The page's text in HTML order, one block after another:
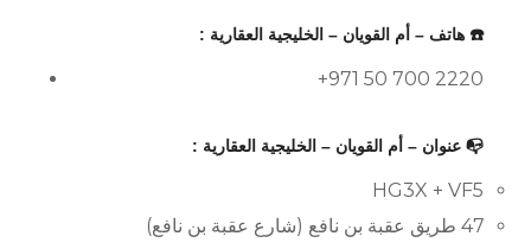
☎️ هاتف – أم القويان – الخليجية العقارية :
+971 50 700 2220
📭 عنوان – أم القويان – الخليجية العقارية :
HG3X + VF5
47 طريق عقبة بن نافع (شارع عقبة بن نافع)